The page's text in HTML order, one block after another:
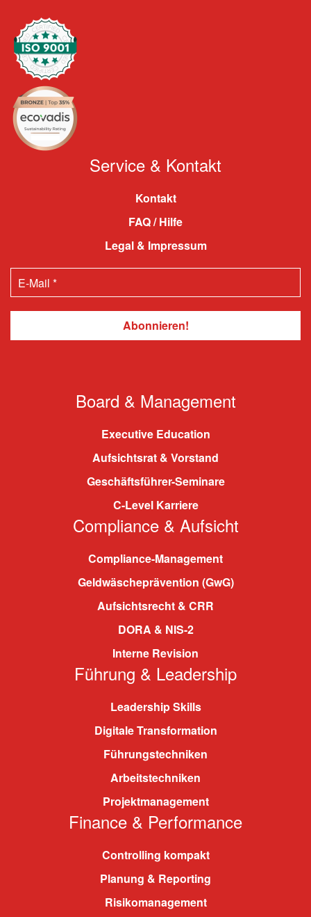
Service & Kontakt
Kontakt
FAQ / Hilfe
Legal & Impressum
Board & Management
Executive Education
Aufsichtsrat & Vorstand
Geschäftsführer-Seminare
C-Level Karriere
Compliance & Aufsicht
Compliance-Management
Geldwäscheprävention (GwG)
Aufsichtsrecht & CRR
DORA & NIS-2
Interne Revision
Führung & Leadership
Leadership Skills
Digitale Transformation
Führungstechniken
Arbeitstechniken
Projektmanagement
Finance & Performance
Controlling kompakt
Planung & Reporting
Risikomanagement